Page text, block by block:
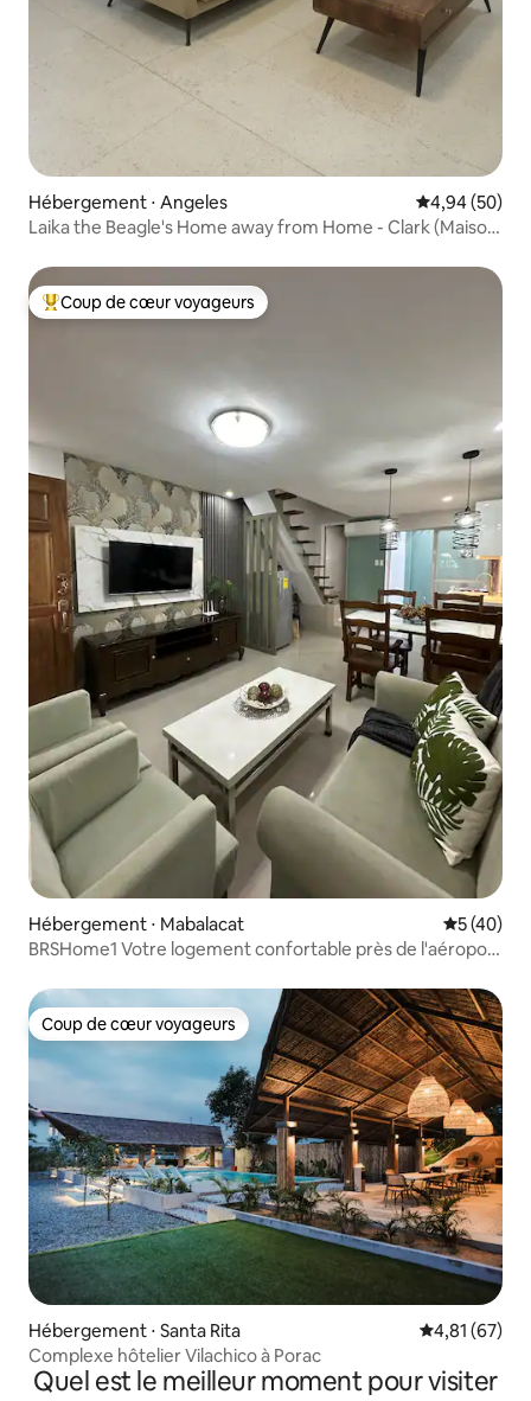
Hébergement ⋅ Angeles Évaluation
4,94 (50)
Laika the Beagle's Home away from Home - Clark (Maison
Coups de cœur voyageurs les plus appréciés
Coup de cœur voyageurs
Hébergement ⋅ Mabalacat
5 (40)
BRSHome1 Votre logement confortable près de l'aéroport
Coup de cœur voyageurs
Coup de cœur voyageurs
Hébergement ⋅ Santa Rita Évaluation
4,81 (67)
Complexe hôtelier Vilachico à Porac
Quel est le meilleur moment pour visiter